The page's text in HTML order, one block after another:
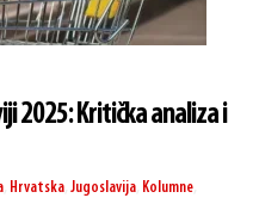
2025: Kritička analiza i
Hrvatska ,Jugoslavija Kolumne